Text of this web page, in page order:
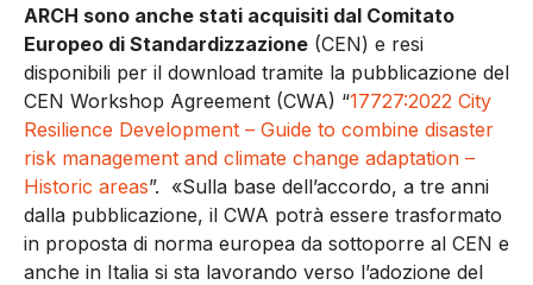
ARCH sono anche stati acquisiti dal Comitato
Europeo di Standardizzazione (CEN) e resi
disponibili per il download tramite la pubblicazione del
CEN Workshop Agreement (CWA) “17727:2022 City
Resilience Development – Guide to combine disaster
risk management and climate change adaptation –
Historic areas”. «Sulla base dell’accordo, a tre anni
dalla pubblicazione, il CWA potrà essere trasformato
in proposta di norma europea da sottoporre al CEN e
anche in Italia si sta lavorando verso l’adozione del